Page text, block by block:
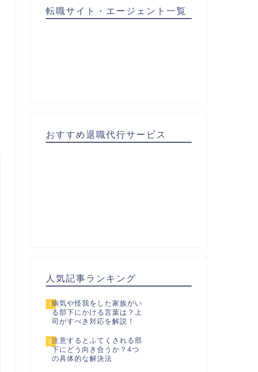
転職サイト・エージェント一覧
おすすめ退職代行サービス
人気記事ランキング
1病気や怪我をした家族がい
る部下にかける言葉は？上
司がすべき対応を解説！
2注意するとふてくされる部
下にどう向き合うか？4つ
の具体的な解決法